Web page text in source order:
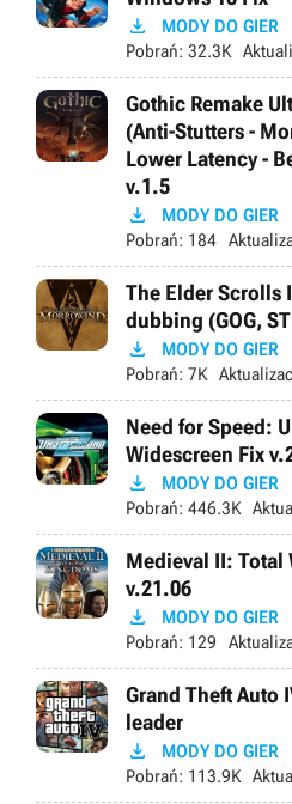
 MODY DO GIER
Pobrań: 32.3K
Gothic Remake
(Anti-Stutters -
Lower Latency -
v.1.5
 MODY DO GIER
Pobrań: 184
The Elder
dubbing (GOG,
 MODY DO GIER
Pobrań: 7K
Need for Speed:
Widescreen Fix
 MODY DO GIER
Pobrań: 446.3K
Medieval II: Total
v.21.06
 MODY DO GIER
Pobrań: 129
Grand Theft Auto
leader
 MODY DO GIER
Pobrań: 113.9K